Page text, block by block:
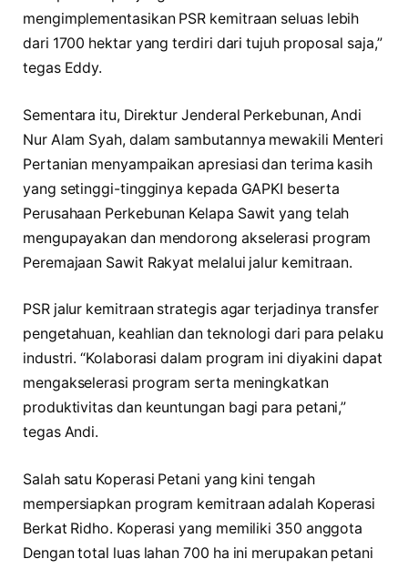
mengimplementasikan PSR kemitraan seluas lebih
dari 1700 hektar yang terdiri dari tujuh proposal saja,”
tegas Eddy.
Sementara itu, Direktur Jenderal Perkebunan, Andi
Nur Alam Syah, dalam sambutannya mewakili Menteri
Pertanian menyampaikan apresiasi dan terima kasih
yang setinggi-tingginya kepada GAPKI beserta
Perusahaan Perkebunan Kelapa Sawit yang telah
mengupayakan dan mendorong akselerasi program
Peremajaan Sawit Rakyat melalui jalur kemitraan.
PSR jalur kemitraan strategis agar terjadinya transfer
pengetahuan, keahlian dan teknologi dari para pelaku
industri. “Kolaborasi dalam program ini diyakini dapat
mengakselerasi program serta meningkatkan
produktivitas dan keuntungan bagi para petani,”
tegas Andi.
Salah satu Koperasi Petani yang kini tengah
mempersiapkan program kemitraan adalah Koperasi
Berkat Ridho. Koperasi yang memiliki 350 anggota
Dengan total luas lahan 700 ha ini merupakan petani